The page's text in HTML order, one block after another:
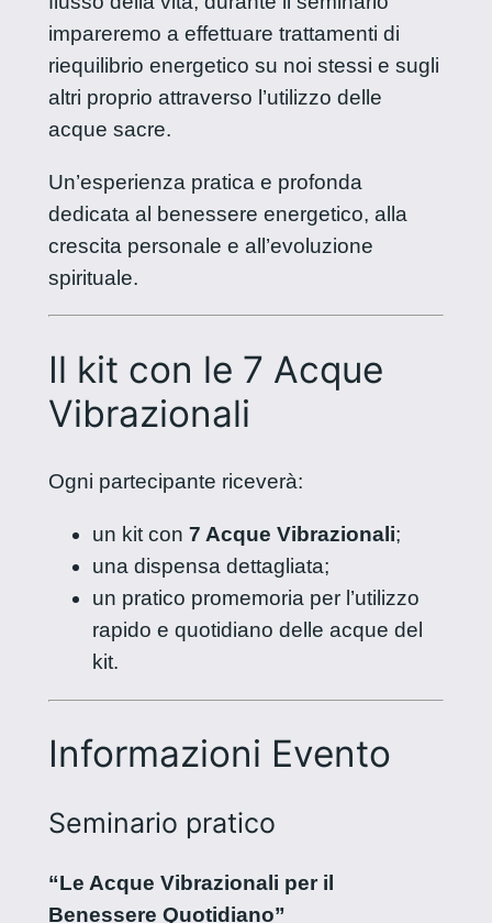
impareremo a effettuare trattamenti di
riequilibrio energetico su noi stessi e sugli
altri proprio attraverso l’utilizzo delle
acque sacre.
Un’esperienza pratica e profonda
dedicata al benessere energetico, alla
crescita personale e all’evoluzione
spirituale.
Il kit con le 7 Acque
Vibrazionali
Ogni partecipante riceverà:
un kit con 7 Acque Vibrazionali;
una dispensa dettagliata;
un pratico promemoria per l’utilizzo
rapido e quotidiano delle acque del
kit.
Informazioni Evento
Seminario pratico
“Le Acque Vibrazionali per il
Benessere Quotidiano”